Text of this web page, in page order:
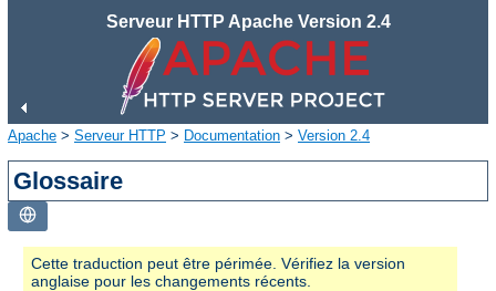
Serveur HTTP Apache Version 2.4
Apache > Serveur HTTP > Documentation > Version 2.4
Glossaire
Cette traduction peut être périmée. Vérifiez la version
anglaise pour les changements récents.